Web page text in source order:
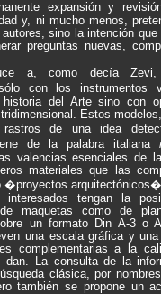
expansión y
y, ni mucho menos,
sino la intención que
preguntas nuevas,
a, como decía Zevi,
con los instrumentos
del Arte sino con
Estos
de una idea
de la palabra italiana
valencias esenciales de
materiales que las
�proyectos
tengan la
maquetas como de
un formato Din A-3 o
una escala gráfica y
complementarias a la
dan. La consulta de la
clásica, por
también se propone un